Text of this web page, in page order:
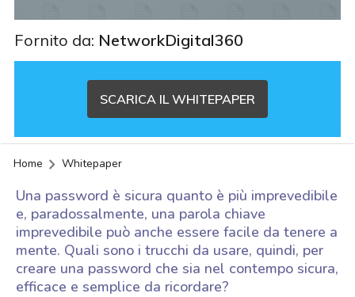
Fornito da: NetworkDigital360
SCARICA IL WHITEPAPER
Home Whitepaper
Una password è sicura quanto è più imprevedibile
e, paradossalmente, una parola chiave
imprevedibile può anche essere facile da tenere a
mente. Quali sono i trucchi da usare, quindi, per
creare una password che sia nel contempo sicura,
efficace e semplice da ricordare?